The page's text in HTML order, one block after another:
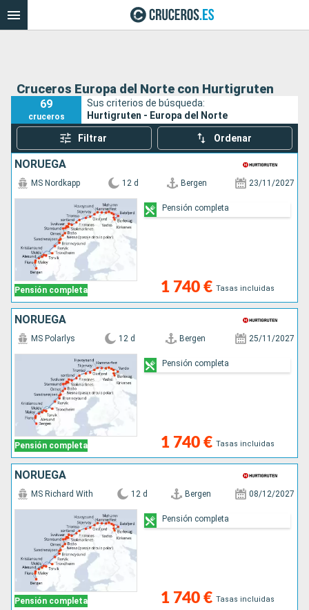
Cruceros Europa del Norte con Hurtigruten
69
cruceros
Sus criterios de búsqueda:
Hurtigruten - Europa del Norte
Filtrar Ordenar
NORUEGA
Pensión completa
MS Nordkapp 12 d Bergen 23/11/2027
1 740 € Tasas incluidas
Pensión completa
NORUEGA
Pensión completa
MS Polarlys 12 d Bergen 25/11/2027
1 740 € Tasas incluidas
Pensión completa
NORUEGA
Pensión completa
MS Richard With 12 d Bergen 08/12/2027
1 740 € Tasas incluidas
Pensión completa